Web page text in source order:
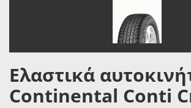
Ελαστικά
Continental Conti